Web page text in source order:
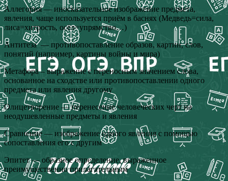
Аллегория — иносказательное изображение предмета,
явления, чаще используется приём в баснях (Медведь=сила,
лиса=хитрость, осёл=упрямство…)
Антитеза — противопоставление образов, картин, слов,
понятий (например, картины войны и мира)
Метафора – выражение с переносным значением слова,
основанное на сходстве или противопоставлении одного
предмета или явления другому
Олицетворение — перенесение человеческих черт на
неодушевленные предметы и явления
Сравнение — изображение одного явления с помощью
сопоставления его с другим
Эпитет — образное определение, выраженное
преимущественно прилагательным